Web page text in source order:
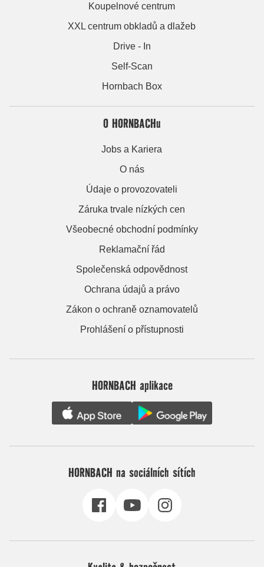
Koupelnové centrum
XXL centrum obkladů a dlažeb
Drive - In
Self-Scan
Hornbach Box
O HORNBACHu
Jobs a Kariera
O nás
Údaje o provozovateli
Záruka trvale nízkých cen
Všeobecné obchodní podmínky
Reklamační řád
Společenská odpovědnost
Ochrana údajů a právo
Zákon o ochraně oznamovatelů
Prohlášení o přístupnosti
HORNBACH aplikace
HORNBACH na sociálních sítích